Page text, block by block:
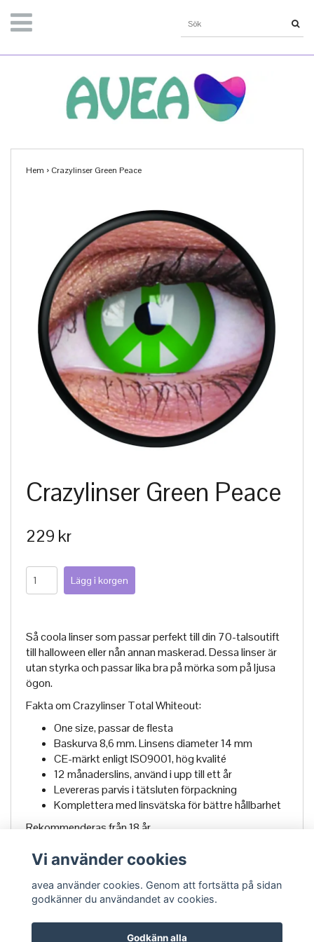
Hem › Crazylinser Green Peace
Crazylinser Green Peace
229 kr
Så coola linser som passar perfekt till din 70-talsoutift
till halloween eller nån annan maskerad. Dessa linser är
utan styrka och passar lika bra på mörka som på ljusa
ögon.
Fakta om Crazylinser Total Whiteout:
One size, passar de flesta
Baskurva 8,6 mm. Linsens diameter 14 mm
CE-märkt enligt ISO9001, hög kvalité
12 månaderslins, använd i upp till ett år
Levereras parvis i tätsluten förpackning
Komplettera med linsvätska för bättre hållbarhet
Rekommenderas från 18 år.
Vi använder cookies
avea använder cookies. Genom att fortsätta på sidan
godkänner du användandet av cookies.
Godkänn alla